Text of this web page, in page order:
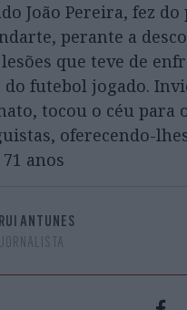
João Pereira, fez
perante a
que teve de
futebol jogado.
tocou o céu para
oferecendo-
anos
RUI ANTUNES
JORNALISTA